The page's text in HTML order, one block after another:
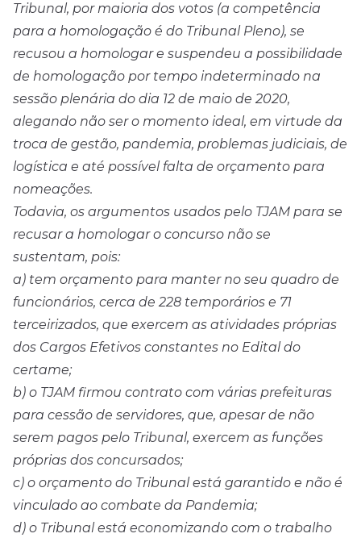
Tribunal, por maioria dos votos (a competência
para a homologação é do Tribunal Pleno), se
recusou a homologar e suspendeu a possibilidade
de homologação por tempo indeterminado na
sessão plenária do dia 12 de maio de 2020,
alegando não ser o momento ideal, em virtude da
troca de gestão, pandemia, problemas judiciais, de
logística e até possível falta de orçamento para
nomeações.
Todavia, os argumentos usados pelo TJAM para se
recusar a homologar o concurso não se
sustentam, pois:
a) tem orçamento para manter no seu quadro de
funcionários, cerca de 228 temporários e 71
terceirizados, que exercem as atividades próprias
dos Cargos Efetivos constantes no Edital do
certame;
b) o TJAM firmou contrato com várias prefeituras
para cessão de servidores, que, apesar de não
serem pagos pelo Tribunal, exercem as funções
próprias dos concursados;
c) o orçamento do Tribunal está garantido e não é
vinculado ao combate da Pandemia;
d) o Tribunal está economizando com o trabalho